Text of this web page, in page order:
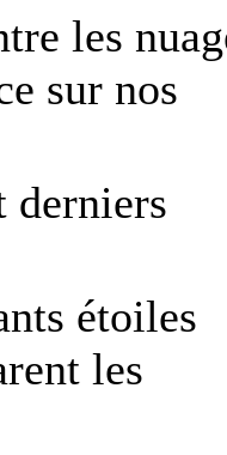
les
sur nos
derniers
étoiles
les